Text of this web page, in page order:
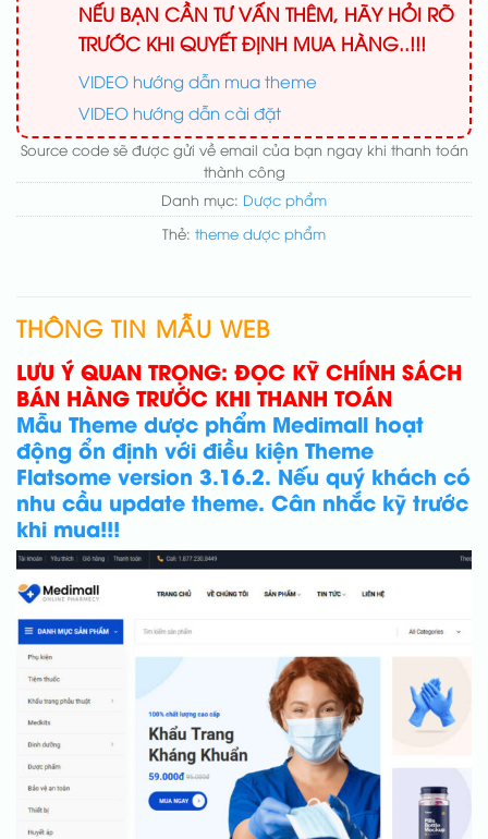
NẾU BẠN CẦN TƯ VẤN THÊM, HÃY HỎI RÕ
TRƯỚC KHI QUYẾT ĐỊNH MUA HÀNG..!!!
VIDEO hướng dẫn mua theme
VIDEO hướng dẫn cài đặt
Source code sẽ được gửi về email của bạn ngay khi thanh toán
thành công
Danh mục: Dược phẩm
Thẻ: theme dược phẩm
THÔNG TIN MẪU WEB
LƯU Ý QUAN TRỌNG: ĐỌC KỸ CHÍNH SÁCH
BÁN HÀNG TRƯỚC KHI THANH TOÁN
Mẫu Theme dược phẩm Medimall hoạt
động ổn định với điều kiện Theme
Flatsome version 3.16.2. Nếu quý khách có
nhu cầu update theme. Cân nhắc kỹ trước
khi mua!!!